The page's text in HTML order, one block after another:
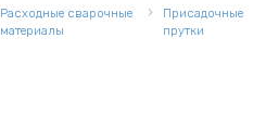
Расходные сварочные
материалы
Присадочные
прутки